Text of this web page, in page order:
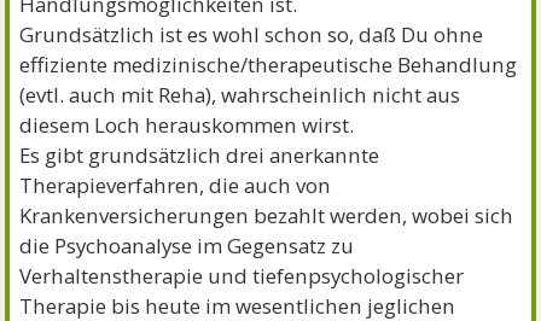
Grundsätzlich ist es wohl schon so, daß Du ohne
effiziente medizinische/therapeutische Behandlung
(evtl. auch mit Reha), wahrscheinlich nicht aus
diesem Loch herauskommen wirst.
Es gibt grundsätzlich drei anerkannte
Therapieverfahren, die auch von
Krankenversicherungen bezahlt werden, wobei sich
die Psychoanalyse im Gegensatz zu
Verhaltenstherapie und tiefenpsychologischer
Therapie bis heute im wesentlichen jeglichen